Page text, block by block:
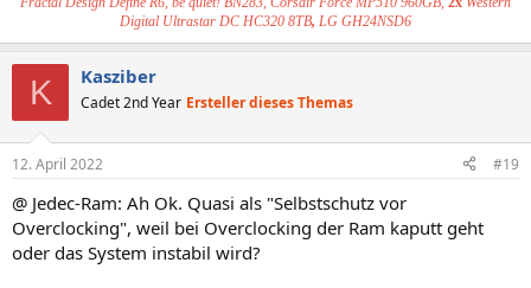
Digital Ultrastar DC HC320 8TB, LG GH24NSD6
K Kasziber
Cadet 2nd Year Ersteller dieses Themas
12. April 2022 #19
@ Jedec-Ram: Ah Ok. Quasi als "Selbstschutz vor
Overclocking", weil bei Overclocking der Ram kaputt geht
oder das System instabil wird?